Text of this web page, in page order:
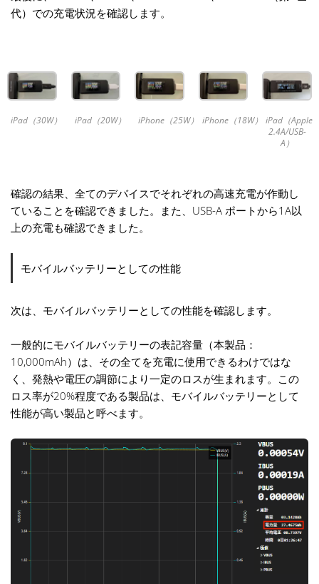
代）での充電状況を確認します。
iPad（30W） iPad（20W） iPhone（25W） iPhone（18W）
iPad（Apple
2.4A/USB-
A）
確認の結果、全てのデバイスでそれぞれの高速充電が作動し
ていることを確認できました。また、USB-A ポートから1A以
上の充電も確認できました。
モバイルバッテリーとしての性能
次は、モバイルバッテリーとしての性能を確認します。
一般的にモバイルバッテリーの表記容量（本製品：
10,000mAh）は、その全てを充電に使用できるわけではな
く、発熱や電圧の調節により一定のロスが生まれます。この
ロス率が20%程度である製品は、モバイルバッテリーとして
性能が高い製品と呼べます。